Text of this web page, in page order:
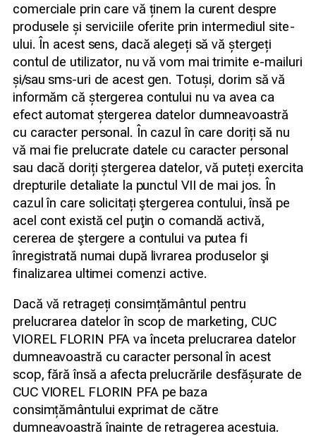
comerciale prin care vă ținem la curent despre
produsele și serviciile oferite prin intermediul site-
ului. În acest sens, dacă alegeți să vă ștergeți
contul de utilizator, nu vă vom mai trimite e-mailuri
și/sau sms-uri de acest gen. Totuși, dorim să vă
informăm că ștergerea contului nu va avea ca
efect automat ștergerea datelor dumneavoastră
cu caracter personal. În cazul în care doriți să nu
vă mai fie prelucrate datele cu caracter personal
sau dacă doriți ștergerea datelor, vă puteți exercita
drepturile detaliate la punctul VII de mai jos. În
cazul în care solicitați ştergerea contului, însă pe
acel cont există cel puţin o comandă activă,
cererea de ştergere a contului va putea fi
înregistrată numai după livrarea produselor şi
finalizarea ultimei comenzi active.
Dacă vă retrageți consimțământul pentru
prelucrarea datelor în scop de marketing, CUC
VIOREL FLORIN PFA va înceta prelucrarea datelor
dumneavoastră cu caracter personal în acest
scop, fără însă a afecta prelucrările desfășurate de
CUC VIOREL FLORIN PFA pe baza
consimțământului exprimat de către
dumneavoastră înainte de retragerea acestuia.